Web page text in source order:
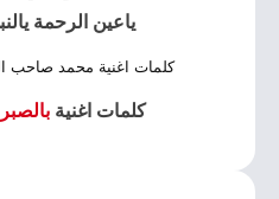
ياعين الرحمة
كلمات اغنية محمد صاحب
كلمات اغنية بالصبر